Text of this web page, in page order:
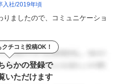
入社 2019年頃
ましたので、コミュニケーショ
クチコミ投稿OK！
らかの登録で
いただけます